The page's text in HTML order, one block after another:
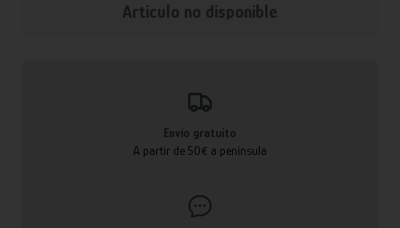
Articulo no disponible
Envío gratuito
A partir de 50€ a península